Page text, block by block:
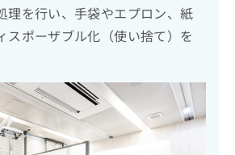
理を行い、手袋やエプロン、紙
スポーザブル化（使い捨て）を